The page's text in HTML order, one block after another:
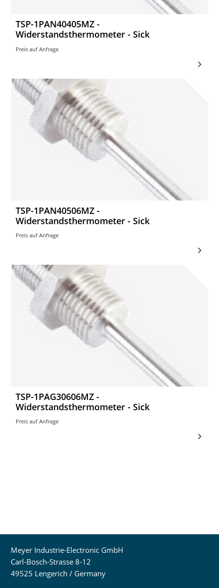
TSP-1PAN40405MZ -
Widerstandsthermometer - Sick
Preis auf Anfrage
TSP-1PAN40506MZ -
Widerstandsthermometer - Sick
Preis auf Anfrage
TSP-1PAG30606MZ -
Widerstandsthermometer - Sick
Preis auf Anfrage
Meyer Industrie-Electronic GmbH
Carl-Bosch-Strasse 8-12
49525 Lengerich / Germany